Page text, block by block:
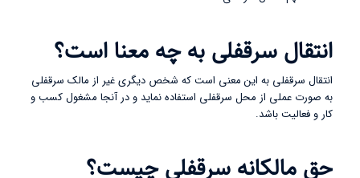
انتقال سرقفلی به چه معنا است؟
انتقال سرقفلی به این معنی است که شخص دیگری غیر از مالک سرقفلی
به صورت عملی از محل سرقفلی استفاده نماید و در آنجا مشغول کسب و
کار و فعالیت باشد.
حق مالکانه سرقفلی چیست؟